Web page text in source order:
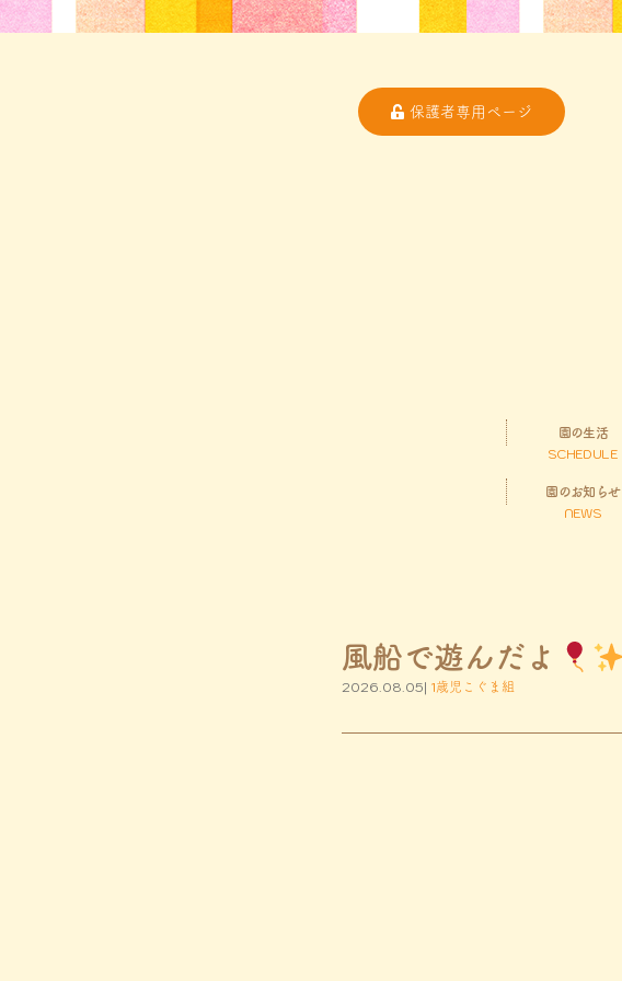
保護者専用ページ
園の生活
SCHEDULE
園のお知らせ
NEWS
風船で遊んだよ
2026.08.05| 1歳児こぐま組